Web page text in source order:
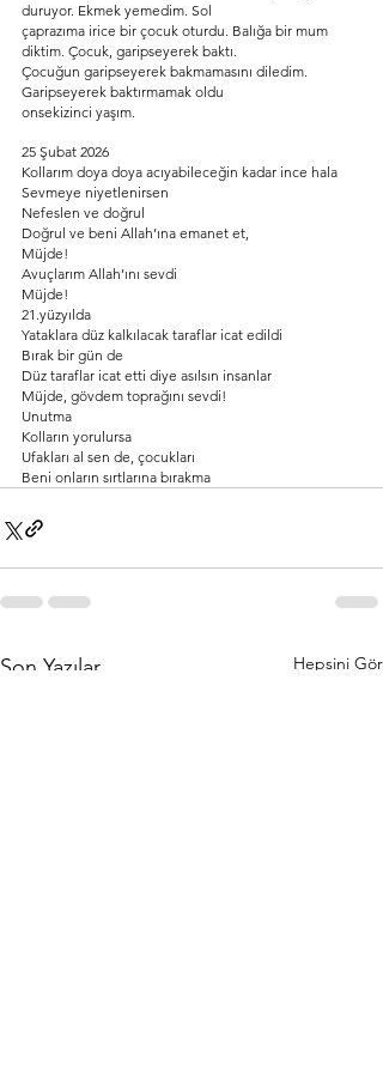
duruyor. Ekmek yemedim. Sol
çaprazıma irice bir çocuk oturdu. Balığa bir mum
diktim. Çocuk, garipseyerek baktı.
Çocuğun garipseyerek bakmamasını diledim.
Garipseyerek baktırmamak oldu
onsekizinci yaşım.
25 Şubat 2026
Kollarım doya doya acıyabileceğin kadar ince hala
Sevmeye niyetlenirsen
Nefeslen ve doğrul
Doğrul ve beni Allah’ına emanet et,
Müjde!
Avuçlarım Allah’ını sevdi
Müjde!
21.yüzyılda
Yataklara düz kalkılacak taraflar icat edildi
Bırak bir gün de
Düz taraflar icat etti diye asılsın insanlar
Müjde, gövdem toprağını sevdi!
Unutma
Kolların yorulursa
Ufakları al sen de, çocukları
Beni onların sırtlarına bırakma
Son Yazılar Hepsini Gör